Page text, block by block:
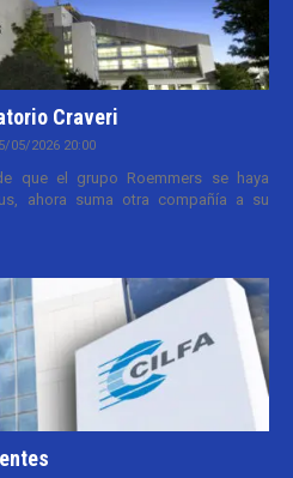
Craveri
05/2026 20:00
que el grupo Roemmers se haya
ahora suma otra compañía a su